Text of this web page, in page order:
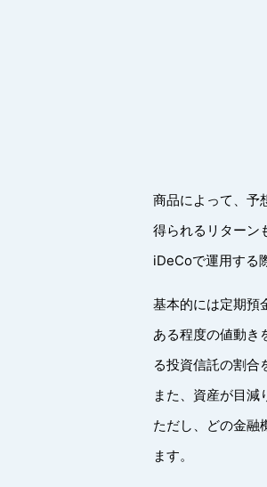
商品によって、予
得られるリターン
iDeCoで運用する
基本的には定期預
ある程度の値動き
る投資信託の割合
また、資産が目減
ただし、どの金融
ます。